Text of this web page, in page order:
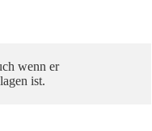
wenn er
ist.